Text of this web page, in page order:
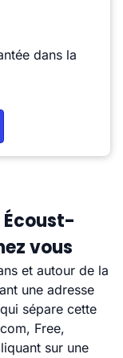
dans la
Écoust-
vous
et autour de la
une adresse
sépare cette
Free,
sur une